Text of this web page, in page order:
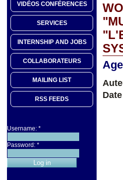
VIDÉOS CONFÉRENCES
SERVICES
INTERNSHIP AND JOBS
COLLABORATEURS
MAILING LIST
RSS FEEDS
Username: *
Password: *